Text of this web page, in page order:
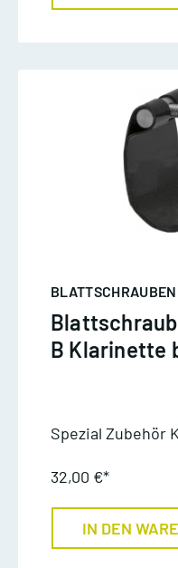
B Klarinette
Spezial Zubehör
32,00 €*
IN DEN